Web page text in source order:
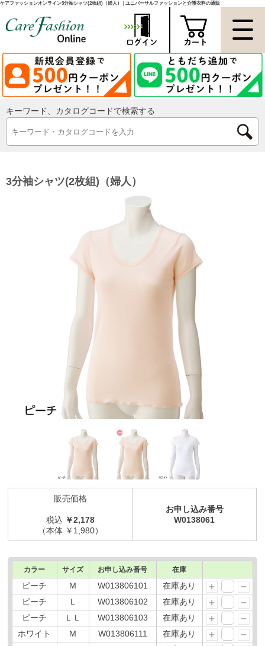
ケアファッションオンライン3分袖シャツ(2枚組)（婦人） | ユニバーサルファッションと介護衣料の通販
キーワード、カタログコードで検索する
3分袖シャツ(2枚組)（婦人）
販売価格
税込 ￥2,178
（本体 ￥1,980）
お申し込み番号
W0138061
カラー サイズ お申し込み番号 在庫
ピーチ Ｍ W013806101
在庫あり
ピーチ
Ｌ W013806102
在庫あり
ピーチ
ＬＬ W013806103
在庫あり
ホワイト
Ｍ W013806111
在庫あり